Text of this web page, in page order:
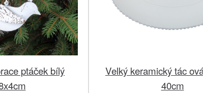
ptáček bílý
Velký keramický tác
40cm